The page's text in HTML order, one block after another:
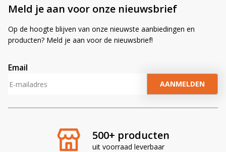
500+ producten
uit voorraad leverbaar
Meld je aan voor onze nieuwsbrief
Op de hoogte blijven van onze nieuwste aanbiedingen en
producten? Meld je aan voor de nieuwsbrief!
Email
A
t